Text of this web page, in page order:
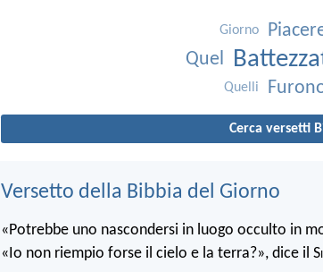
Giorno
Quel
Quelli
Cerca versetti
Versetto della Bibbia del Giorno
«Potrebbe uno nascondersi in luogo occulto in
«Io non riempio forse il cielo e la terra?», dice il S